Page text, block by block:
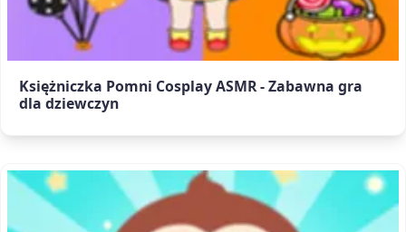
Księżniczka Pomni Cosplay ASMR - Zabawna gra
dla dziewczyn